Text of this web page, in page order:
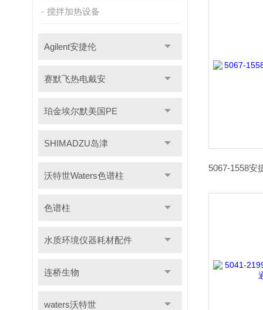
搅拌加热设备
Agilent安捷伦
赛默飞热电戴安
珀金埃尔默美国PE
SHIMADZU岛津
沃特世Waters色谱柱
色谱柱
水质环境仪器耗材配件
连桥生物
waters沃特世